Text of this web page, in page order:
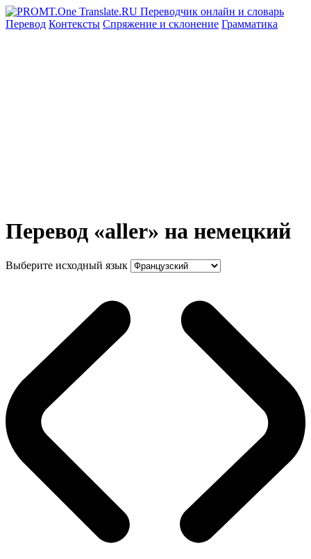
Перевод Контексты Спряжение и склонение Грамматика
Перевод «aller» на немецкий
Выберите исходный язык